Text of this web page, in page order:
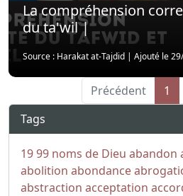
La compréhension
du ta'wil |
Source : Harakat at-Tajdid | Ajouté le
Précédent 1
Tags
1999 noms de Dieu abandon
abolition abondance
abstraction acceptation